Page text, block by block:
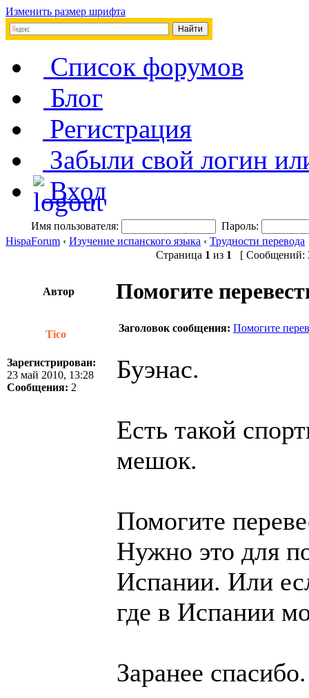
Изменить размер шрифта
Список форумов
Блог
Регистрация
Забыли свой логин
Вход
Имя пользователя:
Пароль:
HispaForum ‹ Изучение испанского языка ‹ Трудности перевода
Страница 1 из 1 [ Сообщений:
Автор Помогите
Tico
Заголовок сообщения: Помогите
Зарегистрирован:
23 май 2010, 13:28
Сообщения: 2
Буэнас.
Есть такой
мешок.
Помогите
Нужно это для
Испании. Или
где в Испании
Заранее